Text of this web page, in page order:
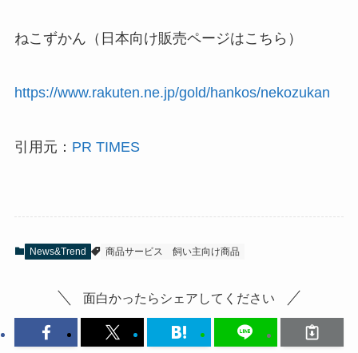
ねこずかん（日本向け販売ページはこちら）
https://www.rakuten.ne.jp/gold/hankos/nekozukan
引用元： PR TIMES
News&Trend 商品サービス 飼い主向け商品
面白かったらシェアしてください